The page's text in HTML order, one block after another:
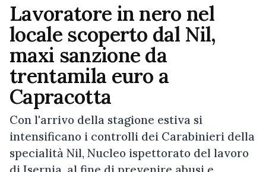
Lavoratore in nero nel
locale scoperto dal Nil,
maxi sanzione da
trentamila euro a
Capracotta
Con l'arrivo della stagione estiva si
intensificano i controlli dei Carabinieri della
specialità Nil, Nucleo ispettorato del lavoro